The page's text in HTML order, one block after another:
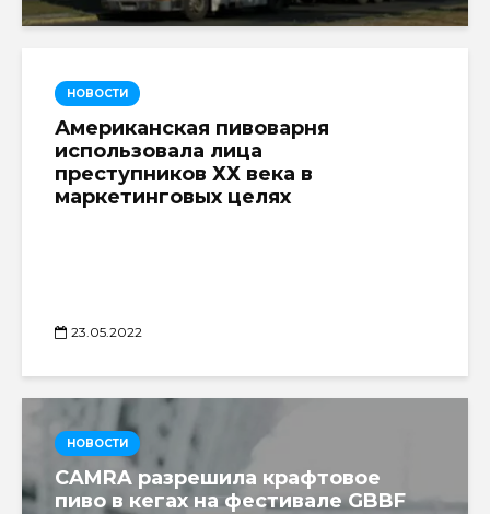
НОВОСТИ
Американская пивоварня
использовала лица
преступников ХХ века в
маркетинговых целях
23.05.2022
НОВОСТИ
CAMRA разрешила крафтовое
пиво в кегах на фестивале GBBF